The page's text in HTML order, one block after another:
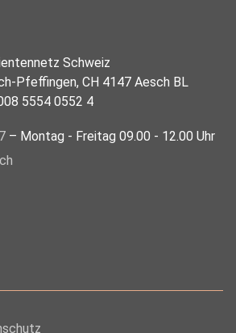
Schweiz
Pfeffingen, CH 4147 Aesch BL
5554 0552 4
– Montag - Freitag 09.00 - 12.00 Uhr